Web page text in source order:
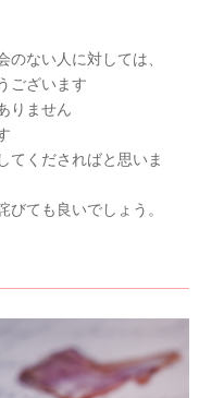
ない人に対しては、
ございます
りません
くださればと思いま
ても良いでしょう。